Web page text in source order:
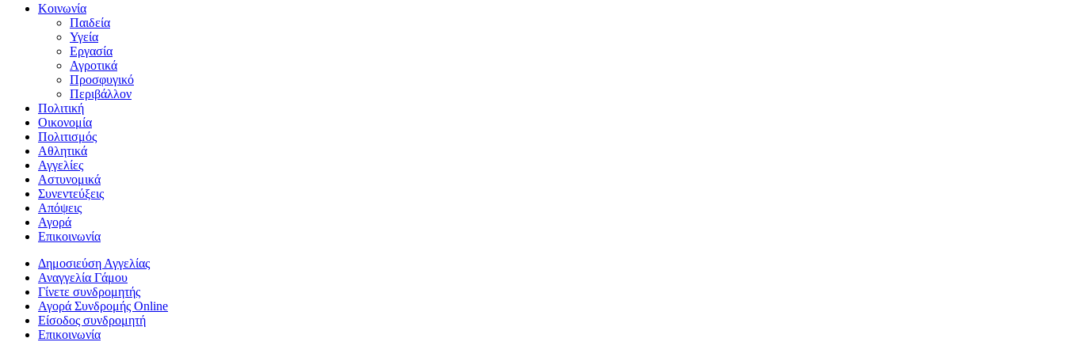
Κοινωνία
Παιδεία
Υγεία
Εργασία
Αγροτικά
Προσφυγικό
Περιβάλλον
Πολιτική
Οικονομία
Πολιτισμός
Αθλητικά
Αγγελίες
Αστυνομικά
Συνεντεύξεις
Απόψεις
Αγορά
Επικοινωνία
Δημοσιεύση Αγγελίας
Αναγγελία Γάμου
Γίνετε συνδρομητής
Αγορά Συνδρομής Online
Είσοδος συνδρομητή
Επικοινωνία